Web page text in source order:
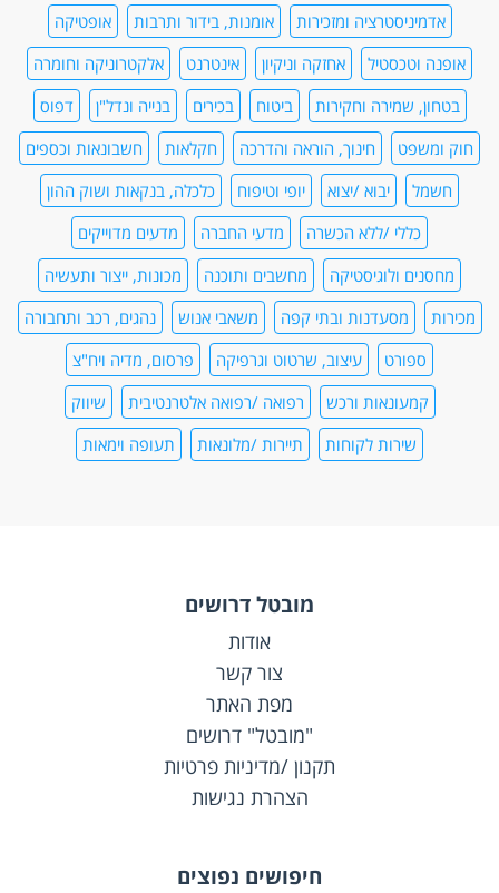
אדמיניסטרציה ומזכירות אומנות, בידור ותרבות
אופטיקה
אופנה וטכסטיל
אחזקה וניקיון אינטרנט
אלקטרוניקה וחומרה
בטחון, שמירה וחקירות
ביטוח בכירים בנייה ונדל"ן
דפוס
חוק ומשפט
חינוך, הוראה והדרכה חקלאות
חשבונאות וכספים
חשמל
יבוא /יצוא יופי וטיפוח
כלכלה, בנקאות ושוק ההון
כללי /ללא הכשרה
מדעי החברה
מדעים מדוייקים
מחסנים ולוגיסטיקה
מחשבים ותוכנה
מכונות, ייצור ותעשיה
מכירות
מסעדנות ובתי קפה משאבי אנוש
נהגים, רכב ותחבורה
ספורט
עיצוב, שרטוט וגרפיקה
פרסום, מדיה ויח"צ
קמעונאות ורכש
רפואה /רפואה אלטרנטיבית
שיווק
שירות לקוחות
תיירות /מלונאות תעופה וימאות
מובטל דרושים
אודות
צור קשר
מפת האתר
"מובטל" דרושים
תקנון /מדיניות פרטיות
הצהרת נגישות
חיפושים נפוצים